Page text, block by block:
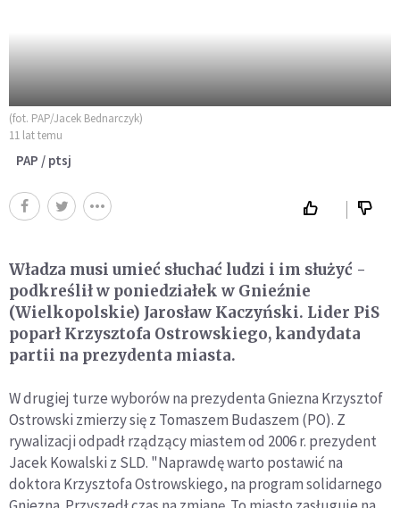
(fot. PAP/Jacek Bednarczyk)
11 lat temu
PAP / ptsj
Władza musi umieć słuchać ludzi i im służyć -
podkreślił w poniedziałek w Gnieźnie
(Wielkopolskie) Jarosław Kaczyński. Lider PiS
poparł Krzysztofa Ostrowskiego, kandydata
partii na prezydenta miasta.
W drugiej turze wyborów na prezydenta Gniezna Krzysztof
Ostrowski zmierzy się z Tomaszem Budaszem (PO). Z
rywalizacji odpadł rządzący miastem od 2006 r. prezydent
Jacek Kowalski z SLD. "Naprawdę warto postawić na
doktora Krzysztofa Ostrowskiego, na program solidarnego